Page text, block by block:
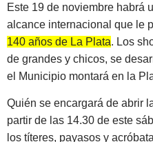
Este 19 de noviembre habrá
alcance internacional que le
140 años de La Plata. Los
de grandes y chicos, se
el Municipio montará en la
Quién se encargará de abrir
partir de las 14.30 de este
los títeres, payasos y